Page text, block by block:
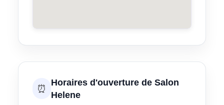
⏰
Horaires d'ouverture de Salon
Helene